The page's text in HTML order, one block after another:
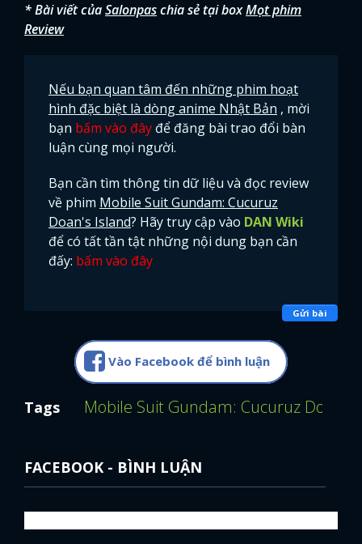
* Bài viết củaSalonpaschia sẻ tại boxMọt phim
Review
Nếu bạn quan tâm đến những phim hoạt
hình đặc biệt là dòng anime Nhật Bản , mời
bạn bấm vào đây để đăng bài trao đổi bàn
luận cùng mọi người.
Bạn cần tìm thông tin dữ liệu và đọc review
về phim Mobile Suit Gundam: Cucuruz
Doan's Island? Hãy truy cập vào DAN Wiki
để có tất tần tật những nội dung bạn cần
đấy: bấm vào đây
Gửi bài
Vào Facebook để bình luận
Tags Mobile Suit Gundam: Cucuruz Doan's
FACEBOOK - BÌNH LUẬN